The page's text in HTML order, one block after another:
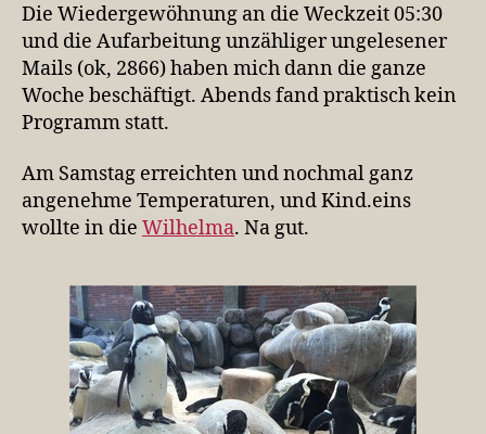
Die Wiedergewöhnung an die Weckzeit 05:30
und die Aufarbeitung unzähliger ungelesener
Mails (ok, 2866) haben mich dann die ganze
Woche beschäftigt. Abends fand praktisch kein
Programm statt.
Am Samstag erreichten und nochmal ganz
angenehme Temperaturen, und Kind.eins
wollte in die Wilhelma. Na gut.